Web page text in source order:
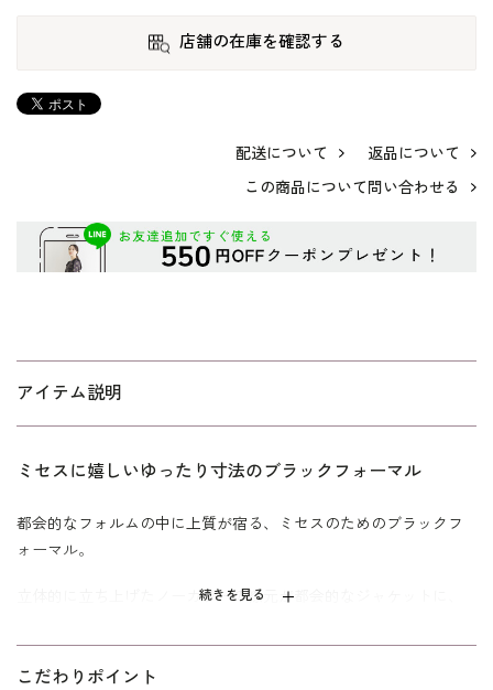
店舗の在庫を確認する
配送について
返品について
この商品について問い合わせる
アイテム説明
続きを見る
ミセスに嬉しいゆったり寸法のブラックフォーマル
都会的なフォルムの中に上質が宿る、ミセスのためのブラックフ
ォーマル。
立体的に立ち上げたノーカラーの襟元が都会的なジャケットに、
ーマルアンサンブル。 繊細なシャドウボーダーが喪服としての品
格を感じさせる逸品です。 ジャケットは二箇所のカギホックで留
こだわりポイント